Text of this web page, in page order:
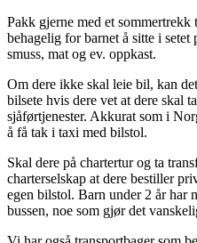
Pakk gjerne med et
behagelig for barnet å sitte i
smuss, mat og ev. oppkast.
Om dere ikke skal leie bil, kan
bilsete hvis dere vet at dere skal
sjåførtjenester. Akkurat som i
å få tak i taxi med bilstol.
Skal dere på chartertur og ta
charterselskap at dere bestiller
egen bilstol. Barn under 2 år har
bussen, noe som gjør det